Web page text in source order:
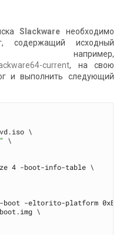
Slackware необходимо
содержащий исходный
например,
current, на свою
и выполнить следующий
\
\
4 -boot-info-table \
-eltorito-platform 0xEF
\